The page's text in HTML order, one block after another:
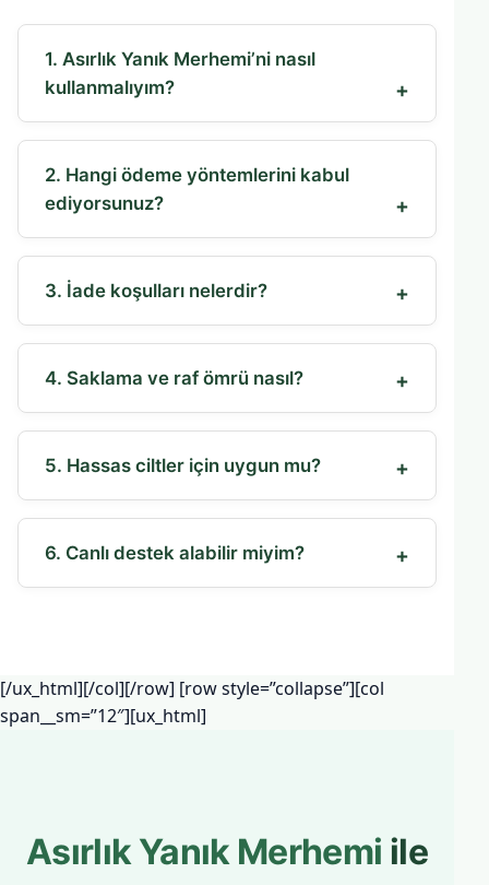
1. Asırlık Yanık Merhemi’ni nasıl
kullanmalıyım?
2. Hangi ödeme yöntemlerini kabul
ediyorsunuz?
3. İade koşulları nelerdir?
4. Saklama ve raf ömrü nasıl?
5. Hassas ciltler için uygun mu?
6. Canlı destek alabilir miyim?
[/ux_html][/col][/row] [row style=”collapse”][col
span__sm=”12″][ux_html]
Asırlık Yanık Merhemi ile